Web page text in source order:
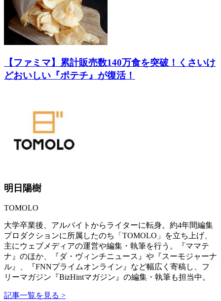
【ファミマ】累計販売数140万食を突破！くさいけ
どおいしい『ポテチ』が復活！
明日陽樹
TOMOLO
大学卒業後、アルバイトからライターに転身。約4年間編集
プロダクションに所属したのち「TOMOLO」を立ち上げ、
主にウェブメディアの運営や編集・執筆を行う。『ママテ
ナ』のほか、『ダ・ヴィンチニュース』や『スーモジャーナ
ル』、『FNNプライムオンライン』など幅広く寄稿し、フ
リーマガジン『BizHintマガジン』の編集・執筆も担当中。
記事一覧を見る >